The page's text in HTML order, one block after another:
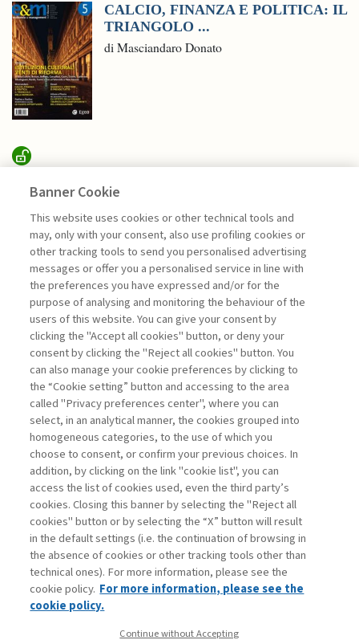
CALCIO, FINANZA E POLITICA: IL
TRIANGOLO ...
di Masciandaro Donato
SUSTAINABILITY
RICERCA, CONDIVISIONE E
IMPATTO PER ...
di Sylvie Goulard, Francesco Perrini, Stefano
Pogutz
La consultazione dei libri è riservata esclusivamente
agli abbonati Premium
Legenda: Accedi Per registrati Per abbonati
Contatti
Abbonamenti
Archivio rubriche
Privacy
Banner Cookie
This website uses cookies or other technical tools and
may, only with your consent, also use profiling cookies or
other tracking tools to send you personalised advertising
messages or offer you a personalised service in line with
the preferences you have expressed and/or for the
purpose of analysing and monitoring the behaviour of the
users of this website. You can give your consent by
clicking the "Accept all cookies" button, or deny your
consent by clicking the "Reject all cookies" button. You
can also manage your cookie preferences by clicking to
the “Cookie setting” button and accessing to the area
called "Privacy preferences center", where you can
select, in an analytical manner, the cookies grouped into
homogeneous categories, to the use of which you
choose to consent, or confirm your previous choices. In
addition, by clicking on the link "cookie list", you can
access the list of cookies used, even the third party’s
cookies. Closing this banner by selecting the "Reject all
cookies" button or by selecting the “X” button will result
in the default settings (i.e. the continuation of browsing in
the absence of cookies or other tracking tools other than
technical ones). For more information, please see the
cookie policy. For more information, please see the
cookie policy.
Continue without Accepting